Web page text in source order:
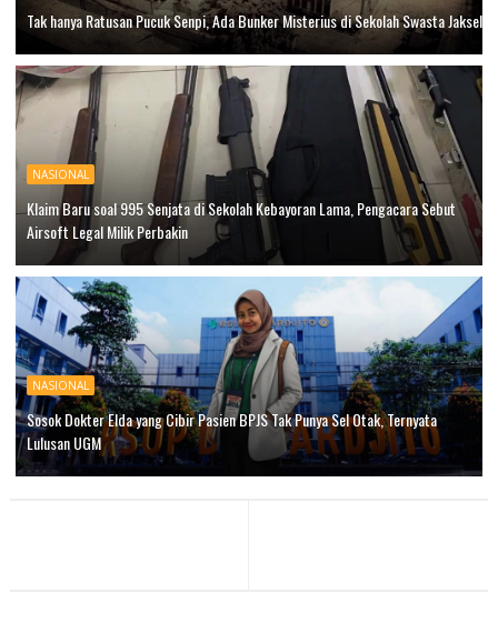
Tak hanya Ratusan Pucuk Senpi, Ada Bunker Misterius di Sekolah Swasta Jaksel
NASIONAL
Klaim Baru soal 995 Senjata di Sekolah Kebayoran Lama, Pengacara Sebut
Airsoft Legal Milik Perbakin
NASIONAL
Sosok Dokter Elda yang Cibir Pasien BPJS Tak Punya Sel Otak, Ternyata
Lulusan UGM